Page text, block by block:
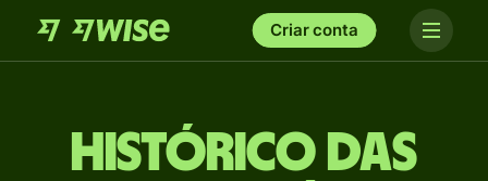
Criar conta
Histórico das